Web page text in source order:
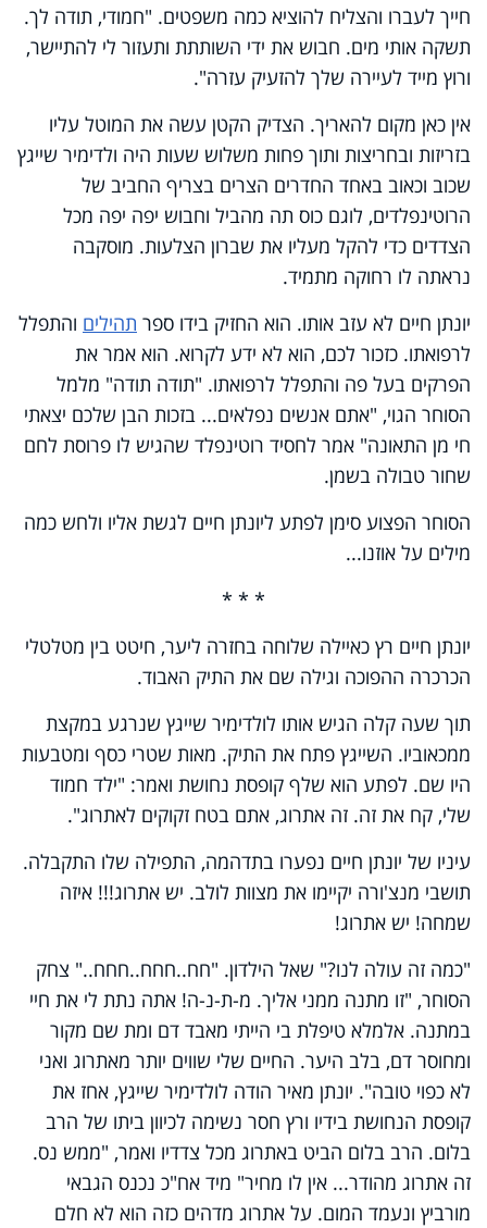
חייך לעברו והצליח להוציא כמה משפטים. "חמודי, תודה לך.
תשקה אותי מים. חבוש את ידי השותתת ותעזור לי להתיישר,
ורוץ מייד לעיירה שלך להזעיק עזרה".
אין כאן מקום להאריך. הצדיק הקטן עשה את המוטל עליו
בזריזות ובחריצות ותוך פחות משלוש שעות היה ולדימיר שייגץ
שכוב וכאוב באחד החדרים הצרים בצריף החביב של
הרוטינפלדים, לוגם כוס תה מהביל וחבוש יפה יפה מכל
הצדדים כדי להקל מעליו את שברון הצלעות. מוסקבה
נראתה לו רחוקה מתמיד.
יונתן חיים לא עזב אותו. הוא החזיק בידו ספר תהילים והתפלל
לרפואתו. כזכור לכם, הוא לא ידע לקרוא. הוא אמר את
הפרקים בעל פה והתפלל לרפואתו. "תודה תודה" מלמל
הסוחר הגוי, "אתם אנשים נפלאים... בזכות הבן שלכם יצאתי
חי מן התאונה" אמר לחסיד רוטינפלד שהגיש לו פרוסת לחם
שחור טבולה בשמן.
הסוחר הפצוע סימן לפתע ליונתן חיים לגשת אליו ולחש כמה
מילים על אוזנו...
* * *
יונתן חיים רץ כאיילה שלוחה בחזרה ליער, חיטט בין מטלטלי
הכרכרה ההפוכה וגילה שם את התיק האבוד.
תוך שעה קלה הגיש אותו לולדימיר שייגץ שנרגע במקצת
ממכאוביו. השייגץ פתח את התיק. מאות שטרי כסף ומטבעות
היו שם. לפתע הוא שלף קופסת נחושת ואמר: "ילד חמוד
שלי, קח את זה. זה אתרוג, אתם בטח זקוקים לאתרוג".
עיניו של יונתן חיים נפערו בתדהמה, התפילה שלו התקבלה.
תושבי מנצ'ורה יקיימו את מצוות לולב. יש אתרוג!!! איזה
שמחה! יש אתרוג!
"כמה זה עולה לנו?" שאל הילדון. "חח..חחח..חחח.." צחק
הסוחר, "זו מתנה ממני אליך. מ-ת-נ-ה! אתה נתת לי את חיי
במתנה. אלמלא טיפלת בי הייתי מאבד דם ומת שם מקור
ומחוסר דם, בלב היער. החיים שלי שווים יותר מאתרוג ואני
לא כפוי טובה". יונתן מאיר הודה לולדימיר שייגץ, אחז את
קופסת הנחושת בידיו ורץ חסר נשימה לכיוון ביתו של הרב
בלום. הרב בלום הביט באתרוג מכל צדדיו ואמר, "ממש נס.
זה אתרוג מהודר... אין לו מחיר" מיד אח"כ נכנס הגבאי
מורביץ ונעמד המום. על אתרוג מדהים כזה הוא לא חלם